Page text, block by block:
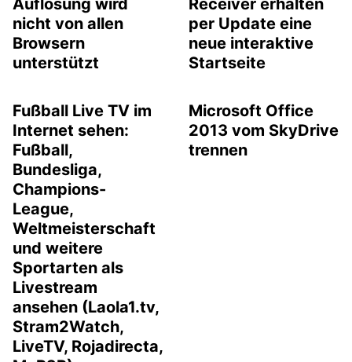
Auflösung wird
nicht von allen
Browsern
unterstützt
Receiver erhalten
per Update eine
neue interaktive
Startseite
Fußball Live TV im
Internet sehen:
Fußball,
Bundesliga,
Champions-
League,
Weltmeisterschaft
und weitere
Sportarten als
Livestream
ansehen (Laola1.tv,
Stram2Watch,
LiveTV, Rojadirecta,
Microsoft Office
2013 vom SkyDrive
trennen